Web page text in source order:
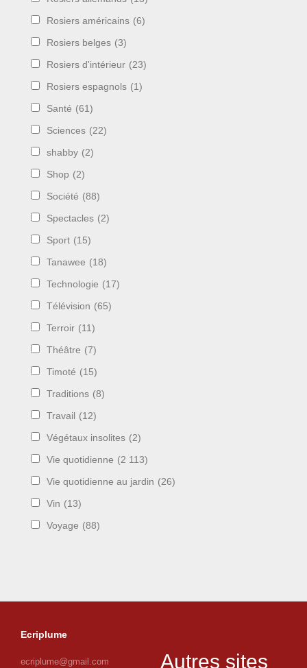
Rosiers américains (6)
Rosiers belges (3)
Rosiers d'intérieur (23)
Rosiers espagnols (1)
Santé (61)
Sciences (22)
shabby (2)
Shop (2)
Société (88)
Spectacles (2)
Sport (15)
Tanawee (18)
Technologie (17)
Télévision (65)
Terroir (11)
Théâtre (7)
Timoté (15)
Traditions (8)
Travail (12)
Végétaux insolites (2)
Vie quotidienne (2 113)
Vie quotidienne au jardin (26)
Vin (13)
Voyage (88)
Ecriplume
ecriplume@gmail.com Autres sites